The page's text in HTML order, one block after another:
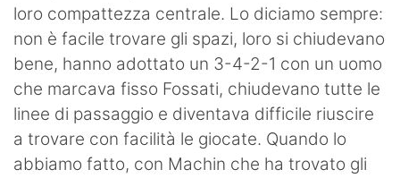
loro compattezza centrale. Lo diciamo sempre:
non è facile trovare gli spazi, loro si chiudevano
bene, hanno adottato un 3-4-2-1 con un uomo
che marcava fisso Fossati, chiudevano tutte le
linee di passaggio e diventava difficile riuscire
a trovare con facilità le giocate. Quando lo
abbiamo fatto, con Machin che ha trovato gli